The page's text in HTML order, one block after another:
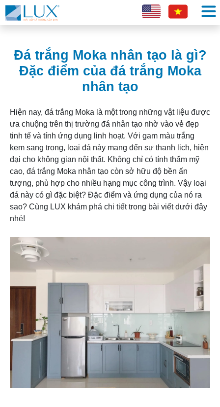
Đá trắng Moka nhân tạo là gì?
Đặc điểm của đá trắng Moka
nhân tạo
Hiện nay, đá trắng Moka là một trong những vật liệu được
ưa chuộng trên thị trường đá nhân tạo nhờ vào vẻ đẹp
tinh tế và tính ứng dụng linh hoạt. Với gam màu trắng
kem sang trọng, loại đá này mang đến sự thanh lịch, hiện
đại cho không gian nội thất. Không chỉ có tính thẩm mỹ
cao, đá trắng Moka nhân tạo còn sở hữu độ bền ấn
tượng, phù hợp cho nhiều hạng mục công trình. Vậy loại
đá này có gì đặc biệt? Đặc điểm và ứng dụng của nó ra
sao? Cùng LUX khám phá chi tiết trong bài viết dưới đây
nhé!